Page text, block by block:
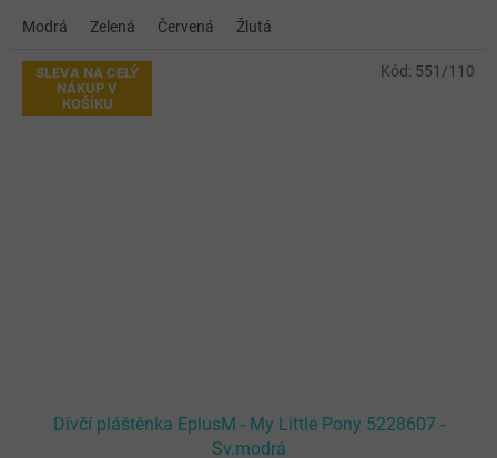
Modrá Zelená Červená Žlutá
SLEVA NA CELÝ
NÁKUP V
KOŠÍKU
Dívčí pláštěnka EplusM - My Little Pony 5228607 -
Sv.modrá
Kód: 551/110